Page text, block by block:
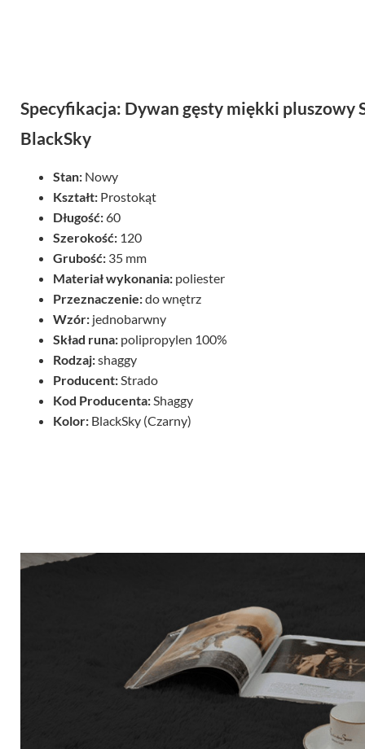
Specyfikacja: Dywan gęsty miękki pluszowy
BlackSky
Stan: Nowy
Kształt: Prostokąt
Długość:60
Szerokość: 120
Grubość: 35 mm
Materiał wykonania: poliester
Przeznaczenie:do wnętrz
Wzór: jednobarwny
Skład runa: polipropylen 100%
Rodzaj:shaggy
Producent:Strado
Kod Producenta:Shaggy
Kolor: BlackSky (Czarny)